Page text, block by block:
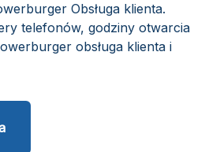
Obsługa klienta.
telefonów, godziny otwarcia
obsługa klienta i